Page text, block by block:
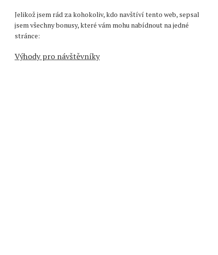
Jelikož jsem rád za kohokoliv, kdo navštíví tento web, sepsal
jsem všechny bonusy, které vám mohu nabídnout na jedné
stránce:
Výhody pro návštěvníky